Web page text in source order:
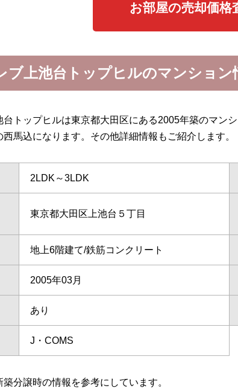
お部屋の売却価格
ブ上池台トップヒルのマンション
台トップヒルは東京都大田区にある2005年築のマン
馬込になります。その他詳細情報もご紹介します。
2LDK～3LDK
東京都大田区上池台５丁目
地上6階建て/鉄筋コンクリート
2005年03月
あり
J・COMS
分譲時の情報を参考にしています。